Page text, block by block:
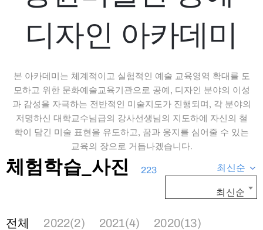
디자인 아카데미
본 아카데미는 체계적이고 실험적인 예술 교육영역 확대를 도
모하고 위한 문화예술교육기관으로 공예, 디자인 분야의 이성
과 감성을 자극하는 전반적인 미술지도가 진행되며, 각 분야의
저명하신 대학교수님급의 강사선생님의 지도하에 자신의 철
학이 담긴 미술 표현을 유도하고, 꿈과 웅지를 심어줄 수 있는
교육의 장으로 거듭나겠습니다.
체험학습_사진 223 최신순
최신순
전체 2022(2) 2021(4)
2020(13)